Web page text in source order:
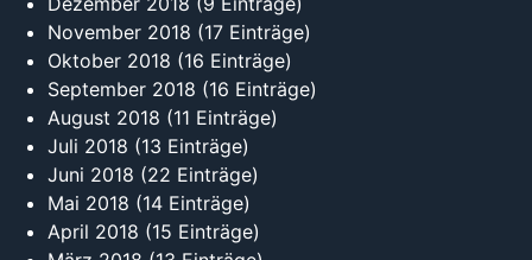
November 2018 (17 Einträge)
Oktober 2018 (16 Einträge)
September 2018 (16 Einträge)
August 2018 (11 Einträge)
Juli 2018 (13 Einträge)
Juni 2018 (22 Einträge)
Mai 2018 (14 Einträge)
April 2018 (15 Einträge)